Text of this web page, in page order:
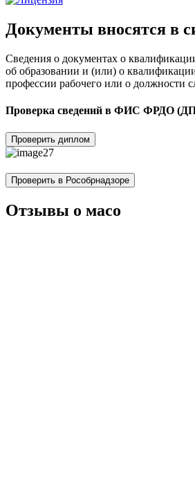
Документы вносятся
Сведения о документах о
об образовании и (или) о
профессии рабочего или о должности
Проверка сведений в ФИС ФРДО
Проверить диплом
Проверить в Рособрнадзоре
Отзывы о масо